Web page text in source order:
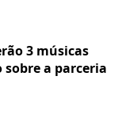
3 músicas
a parceria